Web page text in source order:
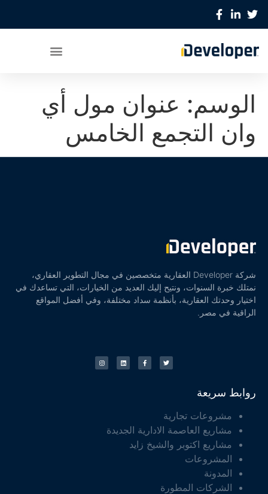
الوسم: عنوان مول أي
وان التجمع الخامس
شركة Developer العقارية متخصصين في مجال التطوير العقاري،
نمتلك خبرة السنوات، ونتيح إليك العديد من الخيارات، التي تساعدك في
اختيار وحدتك العقارية، بأنظمة سداد مختلفة، وفي أفضل المواقع
الراقية في مصر.
روابط سريعة
مشروعات تجارية
مشاريع العاصمة الادارية الجديدة
مشاريع اكتوبر والشيخ زايد
المشروعات
المدونة
الشركات المطورة